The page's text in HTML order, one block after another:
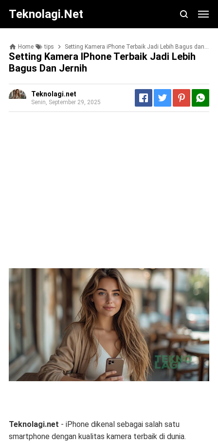
Teknolagi.net
Home tips Setting Kamera iPhone Terbaik Jadi Lebih Bagus dan Jernih
Setting Kamera IPhone Terbaik Jadi Lebih
Bagus Dan Jernih
Teknolagi.net
Senin, September 29, 2025
Teknolagi.net - iPhone dikenal sebagai salah satu
smartphone dengan kualitas kamera terbaik di dunia.